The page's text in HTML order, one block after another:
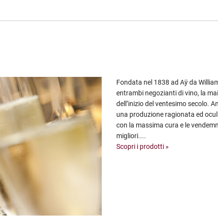
Fondata nel 1838 ad Aÿ da
entrambi negozianti di vino, la
dell’inizio del ventesimo secolo.
una produzione ragionata ed
con la massima cura e le
migliori....
Scopri i prodotti »